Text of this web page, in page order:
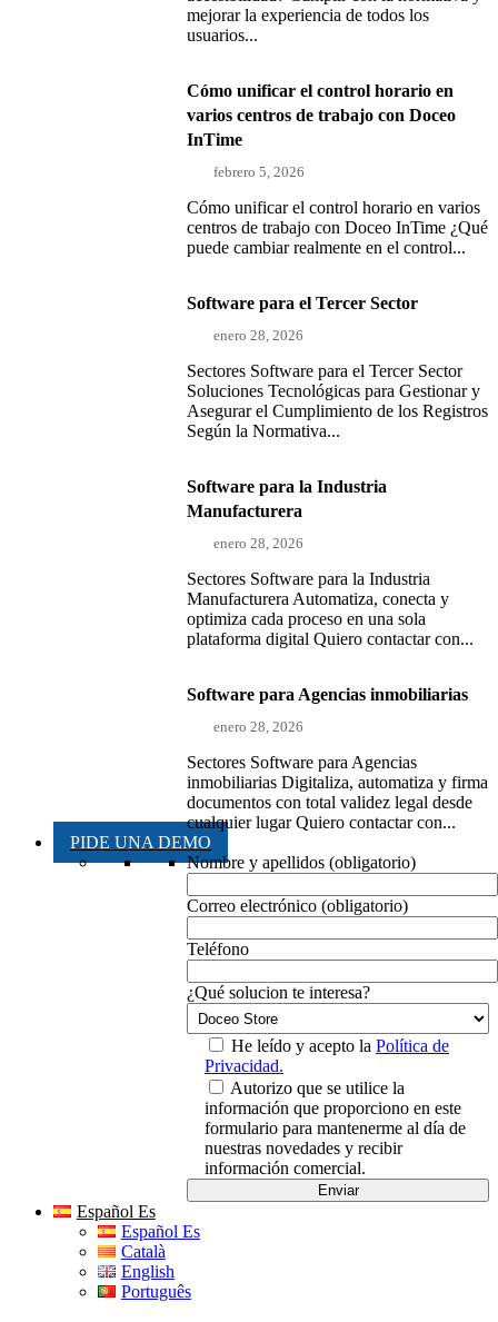
mejorar la experiencia de todos los
usuarios...
Cómo unificar el control horario en
varios centros de trabajo con Doceo
InTime
febrero 5, 2026
Cómo unificar el control horario en varios
centros de trabajo con Doceo InTime ¿Qué
puede cambiar realmente en el control...
Software para el Tercer Sector
enero 28, 2026
Sectores Software para el Tercer Sector
Soluciones Tecnológicas para Gestionar y
Asegurar el Cumplimiento de los Registros
Según la Normativa...
Software para la Industria
Manufacturera
enero 28, 2026
Sectores Software para la Industria
Manufacturera Automatiza, conecta y
optimiza cada proceso en una sola
plataforma digital Quiero contactar con...
Software para Agencias inmobiliarias
enero 28, 2026
Sectores Software para Agencias
inmobiliarias Digitaliza, automatiza y firma
documentos con total validez legal desde
cualquier lugar Quiero contactar con...
PIDE UNA DEMO
Nombre y apellidos (obligatorio)
Correo electrónico (obligatorio)
Teléfono
¿Qué solucion te interesa?
He leído y acepto la Política de
Privacidad.
Autorizo que se utilice la
información que proporciono en este
formulario para mantenerme al día de
nuestras novedades y recibir
información comercial.
Español Es
Español Es
Català
English
Português